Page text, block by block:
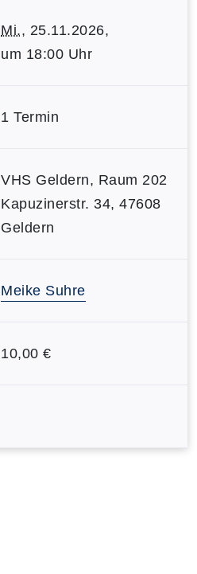
Mi., 25.11.2026,
um 18:00 Uhr
1 Termin
VHS Geldern, Raum 202
Kapuzinerstr. 34, 47608
Geldern
Meike Suhre
10,00 €